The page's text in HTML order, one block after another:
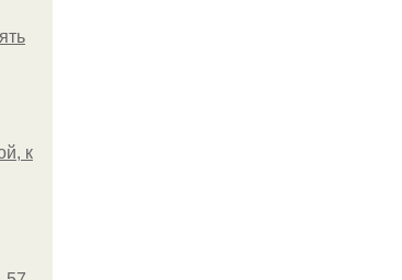
к